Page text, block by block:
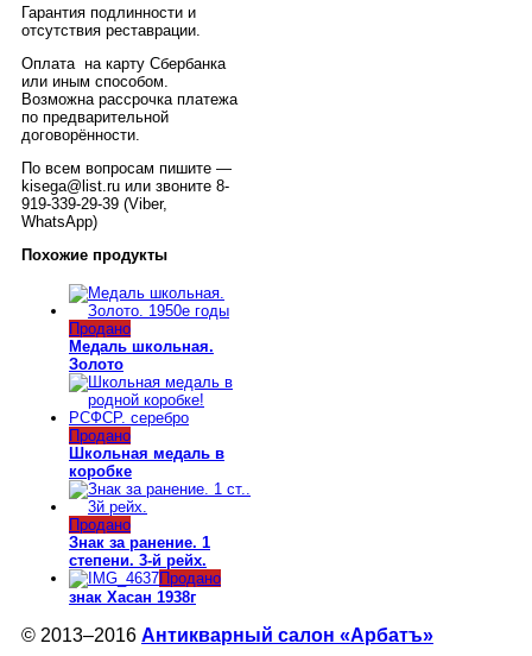
Гарантия подлинности и
отсутствия реставрации.
Оплата на карту Сбербанка
или иным способом.
Возможна рассрочка платежа
по предварительной
договорённости.
По всем вопросам пишите —
kisega@list.ru или звоните 8-
919-339-29-39 (Viber,
WhatsApp)
Похожие продукты
Продано
Медаль школьная.
Золото
Продано
Школьная медаль в
коробке
Продано
Знак за ранение. 1
степени. 3-й рейх.
Продано
знак Хасан 1938г
© 2013–2016 Антикварный салон «Арбатъ»